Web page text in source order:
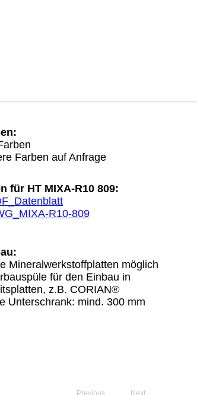
Farben auf Anfrage
für HT MIXA-R10 809:
R10-809
Mineralwerkstoffplatten möglich
für den Einbau in
z.B. CORIAN®
Unterschrank: mind. 300 mm
Previous Next